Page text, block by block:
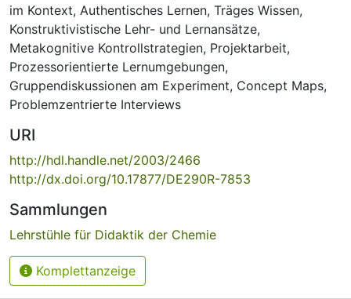
im Kontext, Authentisches Lernen, Träges Wissen,
Konstruktivistische Lehr- und Lernansätze,
Metakognitive Kontrollstrategien, Projektarbeit,
Prozessorientierte Lernumgebungen,
Gruppendiskussionen am Experiment, Concept Maps,
Problemzentrierte Interviews
URI
http://hdl.handle.net/2003/2466
http://dx.doi.org/10.17877/DE290R-7853
Sammlungen
Lehrstühle für Didaktik der Chemie
Komplettanzeige